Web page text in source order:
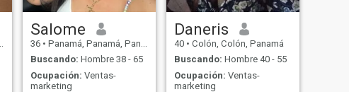
Salome
36 • Panamá, Panamá, Panamá
Buscando: Hombre 38 - 65
Ocupación: Ventas-
marketing
Daneris
40 • Colón, Colón, Panamá
Buscando: Hombre 40 - 55
Ocupación: Ventas-
marketing